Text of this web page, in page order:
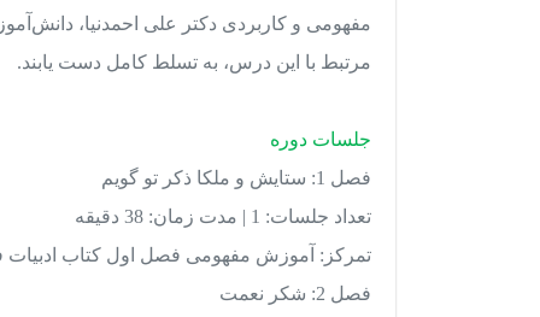
مفهومی و کاربردی دکتر علی احمدنیا،
مرتبط با این درس، به تسلط کامل دست یابند.
جلسات دوره
فصل 1: ستایش و ملکا ذکر تو گویم
تعداد جلسات: 1 | مدت زمان: 38 دقیقه
تمرکز: آموزش مفهومی فصل اول کتاب
فصل 2: شکر نعمت